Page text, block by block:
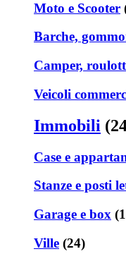
Moto e Scooter
Barche,
Camper,
Veicoli
Immobili
Case e
Stanze e posti
Garage e box
Ville (24)